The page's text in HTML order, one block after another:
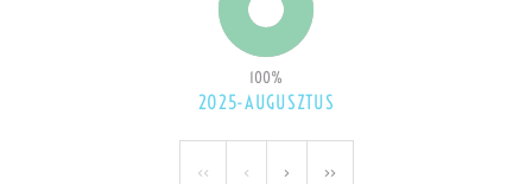
100%
2025-AUGUSZTUS
<< < > >>